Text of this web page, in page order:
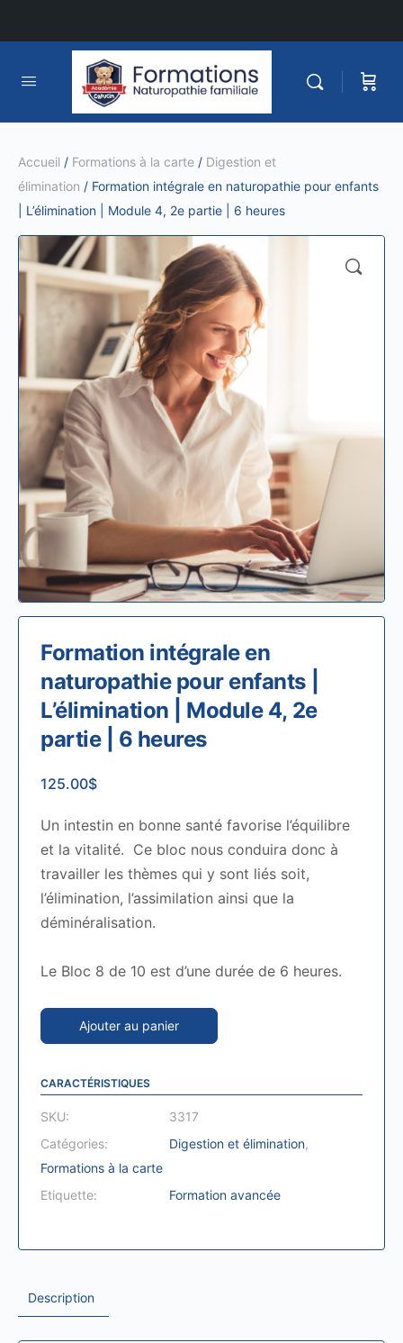
Accueil / Formations à la carte / Digestion et
élimination / Formation intégrale en naturopathie pour enfants
| L’élimination | Module 4, 2e partie | 6 heures
Formation intégrale en
naturopathie pour enfants |
L’élimination | Module 4, 2e
partie | 6 heures
125.00$
Un intestin en bonne santé favorise l’équilibre
et la vitalité. Ce bloc nous conduira donc à
travailler les thèmes qui y sont liés soit,
l’élimination, l’assimilation ainsi que la
déminéralisation.
Le Bloc 8 de 10 est d’une durée de 6 heures.
Ajouter au panier
CARACTÉRISTIQUES
SKU:
3317
Catégories:
Digestion et élimination,
Formations à la carte
Etiquette:
Formation avancée
Description